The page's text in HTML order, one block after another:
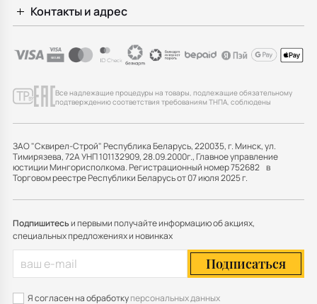
Контакты и адрес
Все надлежащие процедуры на товары, подлежащие обязательному
подтверждению соответствия требованиям ТНПА, соблюдены
ЗАО "Сквирел-Строй" Республика Беларусь, 220035, г. Минск, ул.
Тимирязева, 72А УНП 101132909, 28.09.2000г., Главное управление
юстиции Мингорисполкома. Регистрационный номер 752682 в
Торговом реестре Республики Беларусь от 07 июля 2025 г.
Подпишитесьи первыми получайте информацию об акциях,
специальных предложениях и новинках
Подписаться
Я согласен на обработкуперсональных данных